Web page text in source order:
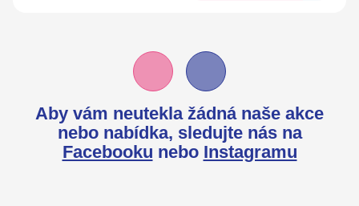
Aby vám neutekla žádná naše akce
nebo nabídka, sledujte nás na
Facebooku nebo Instagramu